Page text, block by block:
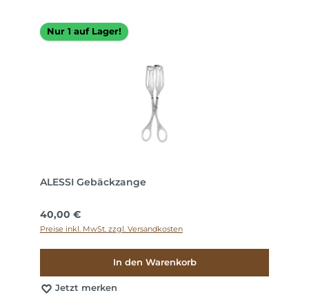
Nur 1 auf Lager!
ALESSI Gebäckzange
Regulärer Preis:
40,00 €
Preise inkl. MwSt. zzgl. Versandkosten
In den Warenkorb
Jetzt merken